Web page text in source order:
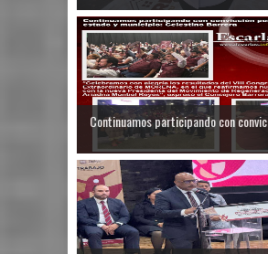
Continuamos participando con convic...